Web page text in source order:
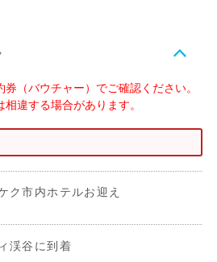
（バウチャー）でご確認ください。
違する場合があります。
ク市内ホテルお迎え
渓谷に到着